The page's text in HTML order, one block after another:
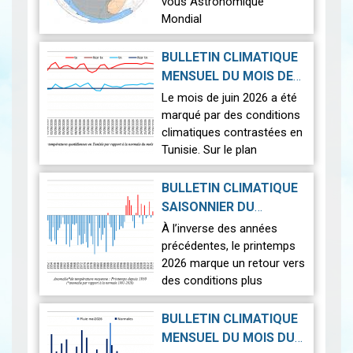
Mondial
Le 12 août 2026, la Terre
connaîtra l'un des
astronomiques les plus
spectaculaires : une…
BULLETIN CLIMATIQUE
MENSUEL DU MOIS DE
JUIN 2026 |2026-07-14
Le mois de juin 2026 a été
marqué par des conditions
climatiques contrastées en
Tunisie. Sur le plan
thermique, des
températures supérieures
aux normales ont été
observées sur l'en…
BULLETIN CLIMATIQUE
SAISONNIER DU
PRINTEMPS 2026|
2026-07-02
À l’inverse des années
précédentes, le printemps
2026 marque un retour vers
des conditions plus
proches de la normale,
avec un léger excédent
thermique de +0,3 °c
BULLETIN CLIMATIQUE
MENSUEL DU MOIS DU